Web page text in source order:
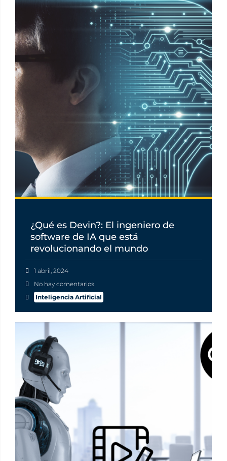
¿Qué es Devin?: El ingeniero de
software de IA que está
revolucionando el mundo
1 abril, 2024
No hay comentarios
Inteligencia Artificial